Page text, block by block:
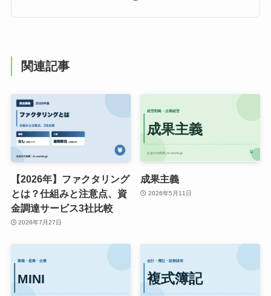
関連記事
【2026年】ファクタリング
とは？仕組みと注意点、資
金調達サービス3社比較
2026年7月27日
成果主義
2026年5月11日